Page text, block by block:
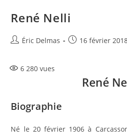
René Nelli
Auteur/autrice
publication :
Éric Delmas
Publication
16 février
6 280 vues
René
Biographie
Né le 20 février 1906 à